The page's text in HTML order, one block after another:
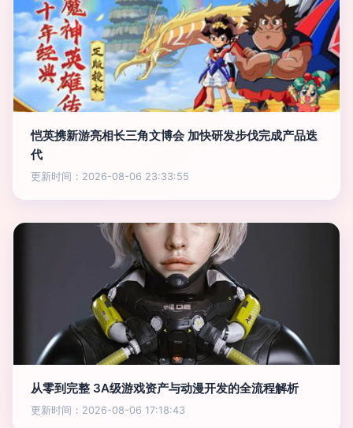
恺英携新游亮相长三角文博会 加快研发步伐完成产品迭
代
更新时间：2026-08-06 23:33:55
从零到完整 3A级游戏资产与动漫开发的全流程解析
更新时间：2026-08-06 17:18:43